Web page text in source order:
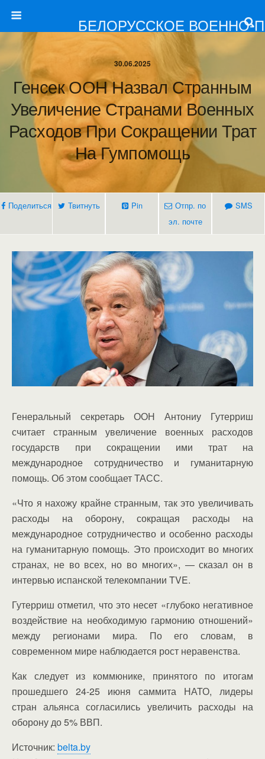
БЕЛОРУССКОЕ ВОЕННО-
30.06.2025
Генсек ООН Назвал Странным
Увеличение Странами Военных
Расходов При Сокращении Трат
На Гумпомощь
Поделиться Твитнуть Pin
Отпр. по
эл. почте
SMS
Генеральный секретарь ООН Антониу Гутерриш
считает странным увеличение военных расходов
государств при сокращении ими трат на
международное сотрудничество и гуманитарную
помощь. Об этом сообщает ТАСС.
«Что я нахожу крайне странным, так это увеличивать
расходы на оборону, сокращая расходы на
международное сотрудничество и особенно расходы
на гуманитарную помощь. Это происходит во многих
странах, не во всех, но во многих», — сказал он в
интервью испанской телекомпании TVE.
Гутерриш отметил, что это несет «глубоко негативное
воздействие на необходимую гармонию отношений»
между регионами мира. По его словам, в
современном мире наблюдается рост неравенства.
Как следует из коммюнике, принятого по итогам
прошедшего 24-25 июня саммита НАТО, лидеры
стран альянса согласились увеличить расходы на
оборону до 5% ВВП.
Источник: belta.by